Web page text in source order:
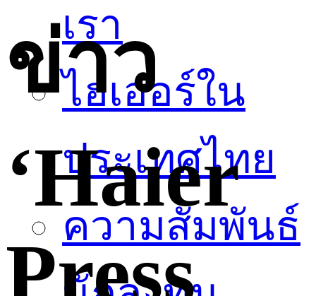
เรา
ไฮเออร์ใน
ประเทศไทย
ความสัมพันธ์
ข่าว
‘Haier
Press